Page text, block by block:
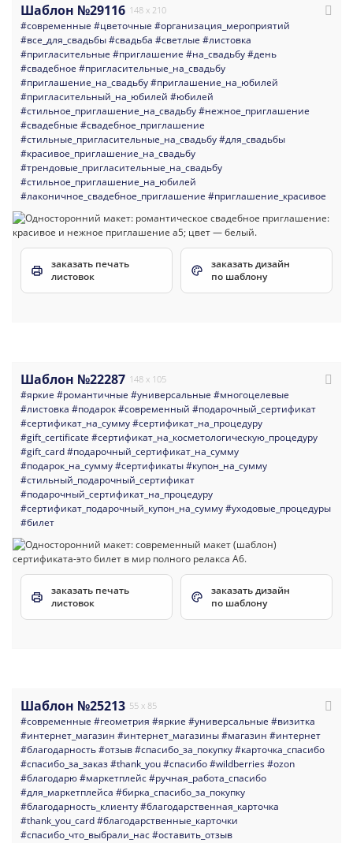
Шаблон №29116 148 x 210
#современные #цветочные #организация_мероприятий
#все_для_свадьбы#свадьба #светлые #листовка
#пригласительные #приглашение #на_свадьбу#день
#свадебное #пригласительные_на_свадьбу
#приглашение_на_свадьбу#приглашение_на_юбилей
#пригласительный_на_юбилей #юбилей
#стильное_приглашение_на_свадьбу#нежное_приглашение
#свадебные #свадебное_приглашение
#стильные_пригласительные_на_свадьбу#для_свадьбы
#красивое_приглашение_на_свадьбу
#трендовые_пригласительные_на_свадьбу
#стильное_приглашение_на_юбилей
#лаконичное_свадебное_приглашение #приглашение_красивое
заказать печать
листовок
заказать дизайн
по шаблону
Шаблон №22287 148 x 105
#яркие #романтичные #универсальные #многоцелевые
#листовка #подарок#современный #подарочный_сертификат
#сертификат_на_сумму#сертификат_на_процедуру
#gift_certificate #сертификат_на_косметологическую_процедуру
#gift_card#подарочный_сертификат_на_сумму
#подарок_на_сумму#сертификаты#купон_на_сумму
#стильный_подарочный_сертификат
#подарочный_сертификат_на_процедуру
#сертификат_подарочный_купон_на_сумму#уходовые_процедуры
#билет
заказать печать
листовок
заказать дизайн
по шаблону
Шаблон №25213 55 x 85
#современные #геометрия #яркие #универсальные #визитка
#интернет_магазин #интернет_магазины#магазин #интернет
#благодарность#отзыв#спасибо_за_покупку#карточка_спасибо
#спасибо_за_заказ#thank_you#спасибо#wildberries#ozon
#благодарю#маркетплейс#ручная_работа_спасибо
#для_маркетплейса #бирка_спасибо_за_покупку
#благодарность_клиенту#благодарственная_карточка
#thank_you_card#благодарственные_карточки
#спасибо_что_выбрали_нас#оставить_отзыв